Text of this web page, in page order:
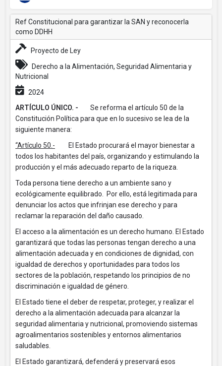
Ref Constitucional para garantizar la SAN y reconocerla
como DDHH
Proyecto de Ley
Derecho a la Alimentación, Seguridad Alimentaria y
Nutricional
2024
ARTÍCULO ÚNICO. - Se reforma el artículo 50 de la
Constitución Política para que en lo sucesivo se lea de la
siguiente manera:
“Artículo 50.- El Estado procurará el mayor bienestar a
todos los habitantes del país, organizando y estimulando la
producción y el más adecuado reparto de la riqueza.
Toda persona tiene derecho a un ambiente sano y
ecológicamente equilibrado. Por ello, está legitimada para
denunciar los actos que infrinjan ese derecho y para
reclamar la reparación del daño causado.
El acceso a la alimentación es un derecho humano. El Estado
garantizará que todas las personas tengan derecho a una
alimentación adecuada y en condiciones de dignidad, con
igualdad de derechos y oportunidades para todos los
sectores de la población, respetando los principios de no
discriminación e igualdad de género.
El Estado tiene el deber de respetar, proteger, y realizar el
derecho a la alimentación adecuada para alcanzar la
seguridad alimentaria y nutricional, promoviendo sistemas
agroalimentarios sostenibles y entornos alimentarios
saludables.
El Estado garantizará, defenderá y preservará esos